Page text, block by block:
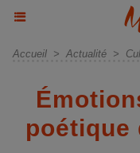
Accueil > Actualité >
poétique